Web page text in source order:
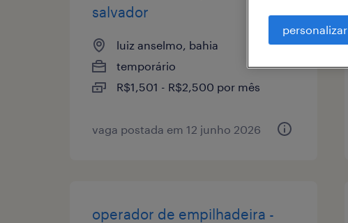
salvador
luiz anselmo, bahia
temporário
R$1,501 - R$2,500 por mês
vaga postada em 12 junho 2026
operador de empilhadeira -
personalizar